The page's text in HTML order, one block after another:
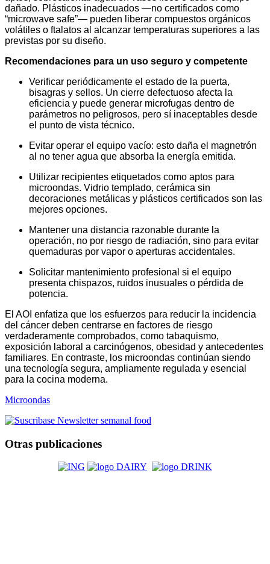
dañado. Plásticos inadecuados —no certificados como
“microwave safe”— pueden liberar compuestos orgánicos
volátiles o ftalatos al alcanzar temperaturas superiores a las
previstas por su diseño.
Recomendaciones para un uso seguro y competente
Verificar periódicamente el estado de la puerta,
bisagras y sellos. Un cierre defectuoso afecta la
eficiencia y puede generar microfugas dentro de
parámetros no peligrosos, pero sí inaceptables desde
el punto de vista técnico.
Evitar operar el equipo vacío: esto daña el magnetrón
al no tener agua que absorba la energía emitida.
Utilizar recipientes etiquetados como aptos para
microondas. Vidrio templado, cerámica sin
decoraciones metálicas y plásticos certificados son las
mejores opciones.
Mantener una distancia razonable durante la
operación, no por riesgo de radiación, sino para evitar
quemaduras por vapor o aperturas accidentales.
Solicitar mantenimiento profesional si el equipo
presenta chispazos, ruidos inusuales o pérdida de
potencia.
El AOI enfatiza que los esfuerzos para reducir la incidencia
del cáncer deben centrarse en factores de riesgo
verdaderamente comprobados, como tabaquismo,
exposición laboral a carcinógenos, obesidad y antecedentes
familiares. En contraste, los microondas continúan siendo
una tecnología segura, ampliamente regulada y esencial
para la cocina moderna.
Microondas
Otras publicaciones